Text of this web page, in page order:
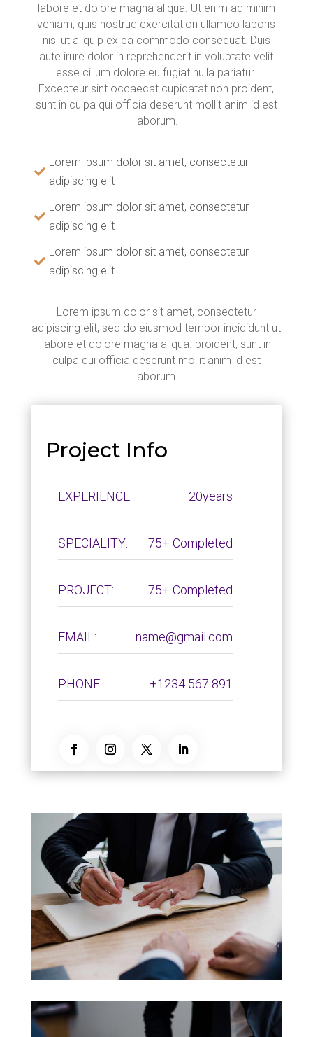
labore et dolore magna aliqua. Ut enim ad minim
veniam, quis nostrud exercitation ullamco laboris
nisi ut aliquip ex ea commodo consequat. Duis
aute irure dolor in reprehenderit in voluptate velit
esse cillum dolore eu fugiat nulla pariatur.
Excepteur sint occaecat cupidatat non proident,
sunt in culpa qui officia deserunt mollit anim id est
laborum.
Lorem ipsum dolor sit amet, consectetur
adipiscing elit
Lorem ipsum dolor sit amet, consectetur
adipiscing elit
Lorem ipsum dolor sit amet, consectetur
adipiscing elit
Lorem ipsum dolor sit amet, consectetur
adipiscing elit, sed do eiusmod tempor incididunt ut
labore et dolore magna aliqua. proident, sunt in
culpa qui officia deserunt mollit anim id est
laborum.
Project Info
EXPERIENCE: 20years
SPECIALITY: 75+ Completed
PROJECT: 75+ Completed
EMAIL: name@gmail.com
PHONE: +1234 567 891